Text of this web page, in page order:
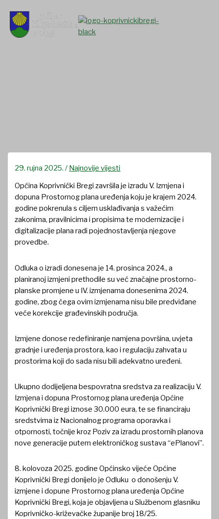
content
29. rujna 2025./ Najnovije vijesti
Općina Koprivnički Bregi završila je izradu V. Izmjena i
dopuna Prostornog plana uređenja koju je krajem 2024.
godine pokrenula s ciljem usklađivanja s važećim
zakonima, pravilnicima i propisima te modernizacije i
digitalizacije plana radi pojednostavljenja njegove
provedbe.
Odluka o izradi donesena je 14. prosinca 2024., a
planiranoj izmjeni prethodile su već značajne prostorno-
planske promjene u IV. izmjenama donesenima 2024.
godine, zbog čega ovim izmjenama nisu bile predviđane
veće korekcije građevinskih područja.
Izmjene donose redefiniranje namjena površina, uvjeta
gradnje i uređenja prostora, kao i regulaciju zahvata u
prostorima koji do sada nisu bili adekvatno uređeni.
Ukupno dodijeljena bespovratna sredstva za realizaciju V.
Izmjena i dopuna Prostornog plana uređenja Općine
Koprivnički Bregi iznose 30.000 eura, te se financiraju
sredstvima iz Nacionalnog programa oporavka i
otpornosti, točnije kroz Poziv za izradu prostornih planova
nove generacije putem elektroničkog sustava “ePlanovi”.
8. kolovoza 2025. godine Općinsko vijeće Općine
Koprivnički Bregi donijelo je Odluku o donošenju V.
izmjene i dopune Prostornog plana uređenja Općine
Koprivnički Bregi, koja je objavljena u Službenom glasniku
Koprivničko-križevačke županije broj 18/25.